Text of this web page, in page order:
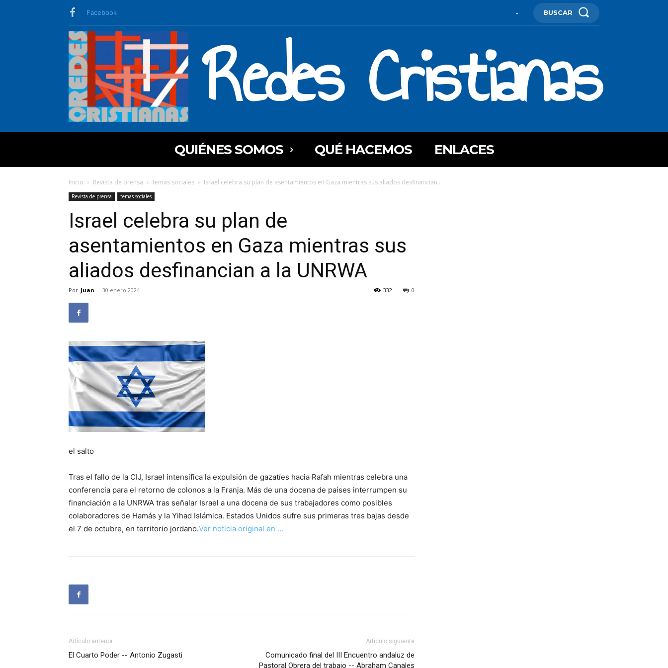
Facebook - BUSCAR
Redes Cristianas
QUIÉNES SOMOS QUÉ HACEMOS ENLACES
Inicio Revista de prensa temas sociales Israel celebra su plan de asentamientos en Gaza mientras sus aliados desfinancian...
Revista de prensa temas sociales
Israel celebra su plan de
asentamientos en Gaza mientras sus
aliados desfinancian a la UNRWA
Por Juan - 30 enero 2024 0
332
el salto
Tras el fallo de la CIJ, Israel intensifica la expulsión de gazatíes hacia Rafah mientras celebra una
conferencia para el retorno de colonos a la Franja. Más de una docena de países interrumpen su
financiación a la UNRWA tras señalar Israel a una docena de sus trabajadores como posibles
colaboradores de Hamás y la Yihad Islámica. Estados Unidos sufre sus primeras tres bajas desde
el 7 de octubre, en territorio jordano.Ver noticia original en …
Artículo anterior
El Cuarto Poder -- Antonio Zugasti
Artículo siguiente
Comunicado final del III Encuentro andaluz de
Pastoral Obrera del trabajo -- Abraham Canales